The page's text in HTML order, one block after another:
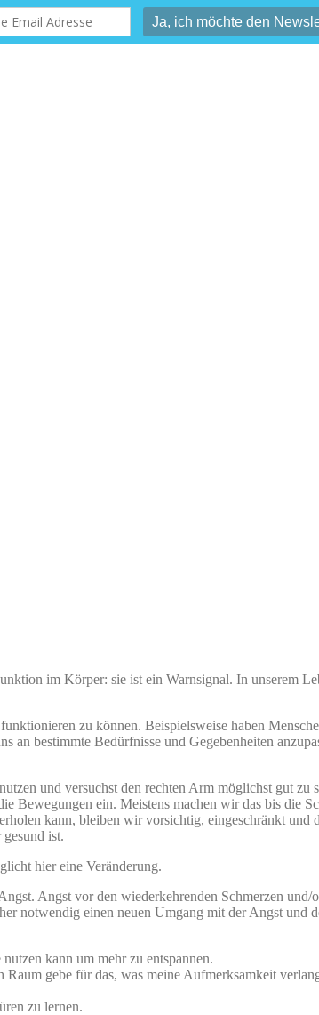
im Körper: sie ist ein Warnsignal. In unserem
zu können. Beispielsweise haben
bestimmte Bedürfnisse und Gegebenheiten
und versuchst den rechten Arm möglichst gut zu
Bewegungen ein. Meistens machen wir das bis die
kann, bleiben wir vorsichtig, eingeschränkt und
ist.
hier eine Veränderung.
Angst vor den wiederkehrenden Schmerzen und/
notwendig einen neuen Umgang mit der Angst und
kann um mehr zu entspannen.
gebe für das, was meine Aufmerksamkeit
zu lernen.